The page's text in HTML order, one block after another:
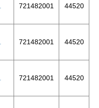
721482001 44520
721482001 44520
721482001 44520